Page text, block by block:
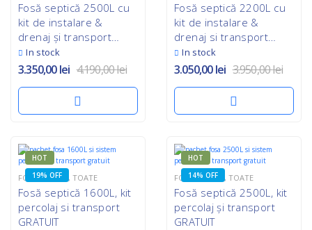
Fosă septică 2500L cu
kit de instalare &
drenaj și transport
GRATUIT
In stock
3.350,00lei 4.190,00lei
Fosă septică 2200L cu
kit de instalare &
drenaj si transport
GRATUIT
In stock
3.050,00lei 3.950,00lei
HOT
19% OFF
FOSE SEPTICE , TOATE
Fosă septică 1600L, kit
percolaj si transport
GRATUIT
HOT
14% OFF
FOSE SEPTICE , TOATE
Fosă septică 2500L, kit
percolaj și transport
GRATUIT